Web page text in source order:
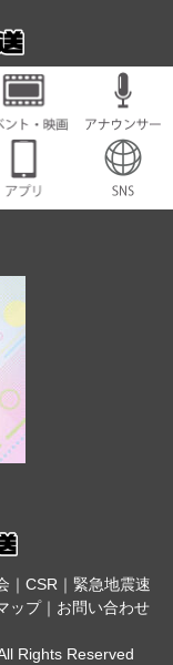
｜ CSR｜ 緊急地震速
ップ｜ お問い合わせ
Rights Reserved